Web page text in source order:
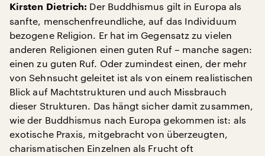
Kirsten Dietrich: Der Buddhismus gilt in Europa als
sanfte, menschenfreundliche, auf das Individuum
bezogene Religion. Er hat im Gegensatz zu vielen
anderen Religionen einen guten Ruf – manche sagen:
einen zu guten Ruf. Oder zumindest einen, der mehr
von Sehnsucht geleitet ist als von einem realistischen
Blick auf Machtstrukturen und auch Missbrauch
dieser Strukturen. Das hängt sicher damit zusammen,
wie der Buddhismus nach Europa gekommen ist: als
exotische Praxis, mitgebracht von überzeugten,
charismatischen Einzelnen als Frucht oft